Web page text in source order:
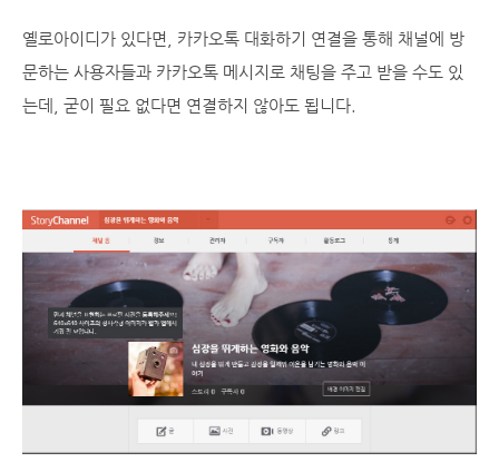
옐로아이디가 있다면, 카카오톡 대화하기 연결을 통해 채널에 방
문하는 사용자들과 카카오톡 메시지로 채팅을 주고 받을 수도 있
는데, 굳이 필요 없다면 연결하지 않아도 됩니다.